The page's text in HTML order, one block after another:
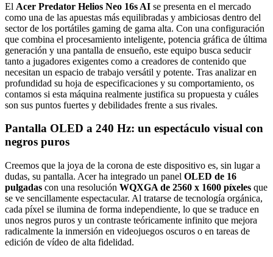
El Acer Predator Helios Neo 16s AI se presenta en el mercado
como una de las apuestas más equilibradas y ambiciosas dentro del
sector de los portátiles gaming de gama alta. Con una configuración
que combina el procesamiento inteligente, potencia gráfica de última
generación y una pantalla de ensueño, este equipo busca seducir
tanto a jugadores exigentes como a creadores de contenido que
necesitan un espacio de trabajo versátil y potente. Tras analizar en
profundidad su hoja de especificaciones y su comportamiento, os
contamos si esta máquina realmente justifica su propuesta y cuáles
son sus puntos fuertes y debilidades frente a sus rivales.
Pantalla OLED a 240 Hz: un espectáculo visual con
negros puros
Creemos que la joya de la corona de este dispositivo es, sin lugar a
dudas, su pantalla. Acer ha integrado un panel OLED de 16
pulgadas con una resolución WQXGA de 2560 x 1600 píxeles que
se ve sencillamente espectacular. Al tratarse de tecnología orgánica,
cada píxel se ilumina de forma independiente, lo que se traduce en
unos negros puros y un contraste teóricamente infinito que mejora
radicalmente la inmersión en videojuegos oscuros o en tareas de
edición de vídeo de alta fidelidad.